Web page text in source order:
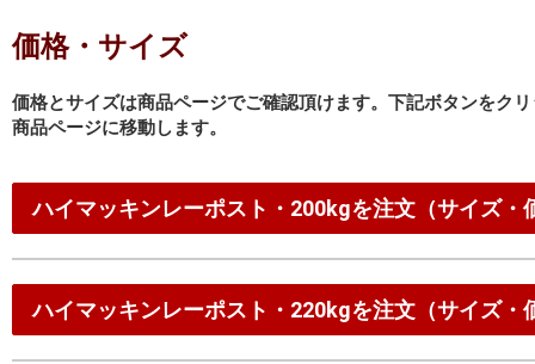
価格・サイズ
価格とサイズは商品ページでご確認頂けます。下記ボタンをク
商品ページに移動します。
ハイマッキンレーポスト・200kgを注文（サイズ・
ハイマッキンレーポスト・220kgを注文（サイズ・